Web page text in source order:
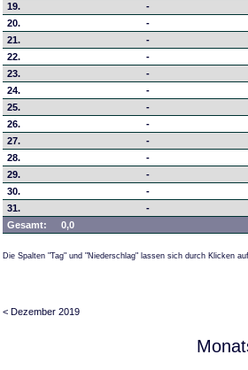
19.
-
20.
-
21.
-
22.
-
23.
-
24.
-
25.
-
26.
-
27.
-
28.
-
29.
-
30.
-
31.
-
Gesamt:
0,0
Die Spalten "Tag" und "Niederschlag" lassen sich durch Klicken
< Dezember 2019